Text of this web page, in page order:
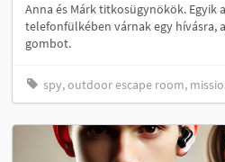
Anna és Márk titkosügynökök.
telefonfülkében várnak egy hívásra,
gombot.
spy, outdoor escape room,